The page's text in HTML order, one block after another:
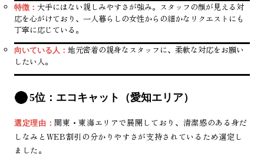
特徴： 大手にはない親しみやすさが強み。スタッフの顔が見える対
応を心がけており、一人暮らしの女性からの細かなリクエストにも
丁寧に応じている。
向いている人： 地元密着の親身なスタッフに、柔軟な対応をお願い
したい人。
5位：エコキャット（愛知エリア）
選定理由： 関東・東海エリアで展開しており、清潔感のある身だ
しなみとWEB割引の分かりやすさが支持されているため選定し
ました。